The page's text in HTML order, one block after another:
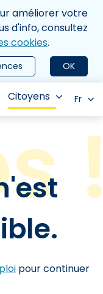
améliorer votre
d'info, consultez
cookies.
OK
Citoyens Fr
pour continuer